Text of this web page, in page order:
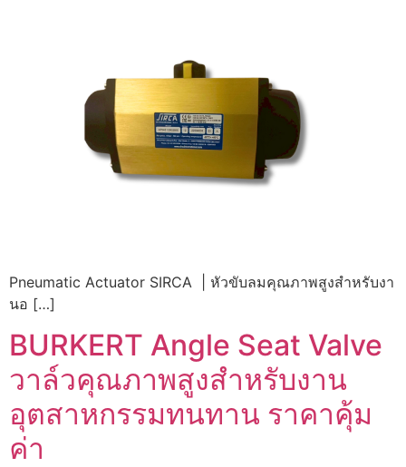
Pneumatic Actuator SIRCA | หัวขับลมคุณภาพสูงสำหรับงา
นอ […]
BURKERT Angle Seat Valve
วาล์วคุณภาพสูงสำหรับงาน
อุตสาหกรรมทนทาน ราคาคุ้ม
ค่า